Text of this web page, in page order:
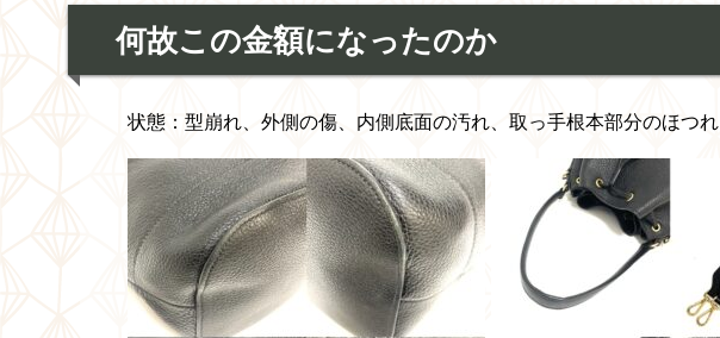
何故この金額になったのか
状態：型崩れ、外側の傷、内側底面の汚れ、取っ手根本部分のほつれ